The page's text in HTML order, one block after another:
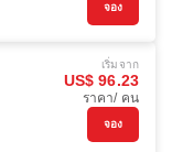
จอง
เริ่มจาก
US$ 96.23
ราคา/ คน
จอง